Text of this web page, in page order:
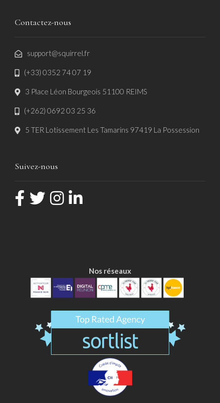
Contactez-nous
support@squirrel.fr
(+33) 0352 74 07 19
3 Place Léon Bourgeois 51100 REIMS
(+262) 0692 03 25 36
5 TER Lotissement Les Tamarins 97419 La Possession
Suivez-nous
Nos réseaux